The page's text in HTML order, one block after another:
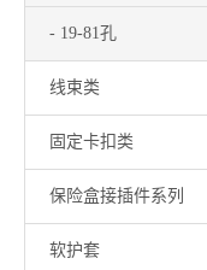
- 19-81孔
线束类
固定卡扣类
保险盒接插件系列
软护套